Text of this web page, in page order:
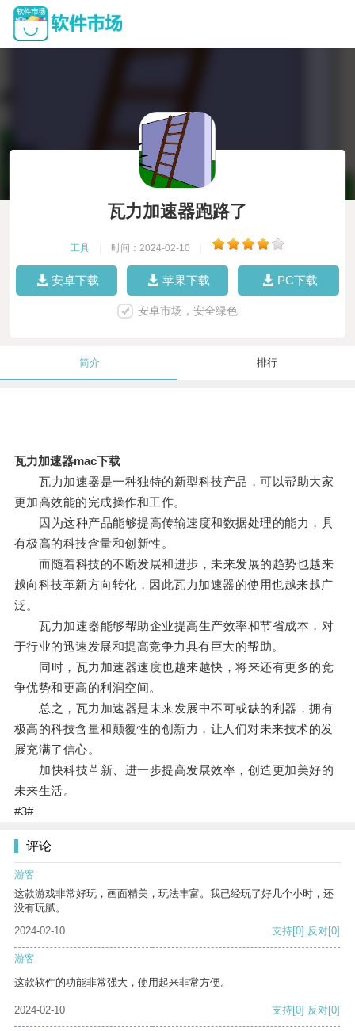
瓦力加速器跑路了
工具 时间：2024-02-10
安卓下载 苹果下载 PC下载
安卓市场，安全绿色
简介 排行
瓦力加速器mac下载
瓦力加速器是一种独特的新型科技产品，可以帮助大家
更加高效能的完成操作和工作。
因为这种产品能够提高传输速度和数据处理的能力，具
有极高的科技含量和创新性。
而随着科技的不断发展和进步，未来发展的趋势也越来
越向科技革新方向转化，因此瓦力加速器的使用也越来越广
泛。
瓦力加速器能够帮助企业提高生产效率和节省成本，对
于行业的迅速发展和提高竞争力具有巨大的帮助。
同时，瓦力加速器速度也越来越快，将来还有更多的竞
争优势和更高的利润空间。
总之，瓦力加速器是未来发展中不可或缺的利器，拥有
极高的科技含量和颠覆性的创新力，让人们对未来技术的发
展充满了信心。
加快科技革新、进一步提高发展效率，创造更加美好的
未来生活。
#3#
评论
游客
这款游戏非常好玩，画面精美，玩法丰富。我已经玩了好几个小时，还
没有玩腻。
2024-02-10
支持[0] 反对[0]
游客
这款软件的功能非常强大，使用起来非常方便。
2024-02-10 支持[0] 反对[0]